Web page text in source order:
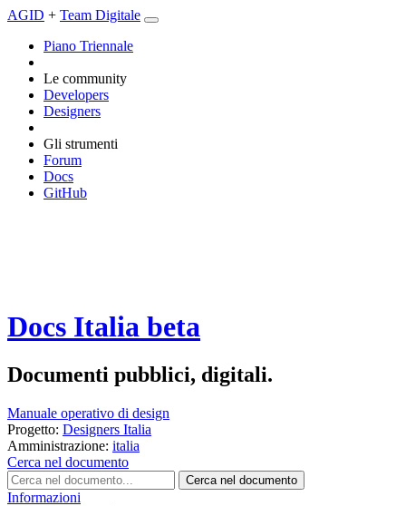
AGID + Team Digitale
Piano Triennale
Le community
Developers
Designers
Gli strumenti
Forum
Docs
GitHub
Docs Italia beta
Documenti pubblici, digitali.
Manuale operativo di design
Progetto: Designers Italia
Amministrazione: italia
Cerca nel documento
Cerca nel documento
Informazioni